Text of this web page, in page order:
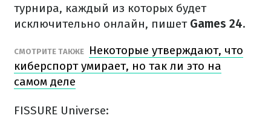
турнира, каждый из которых будет
исключительно онлайн, пишет Games 24.
СМОТРИТЕ ТАКЖЕ
Некоторые утверждают, что
киберспорт умирает, но так ли это на
самом деле
FISSURE Universe: